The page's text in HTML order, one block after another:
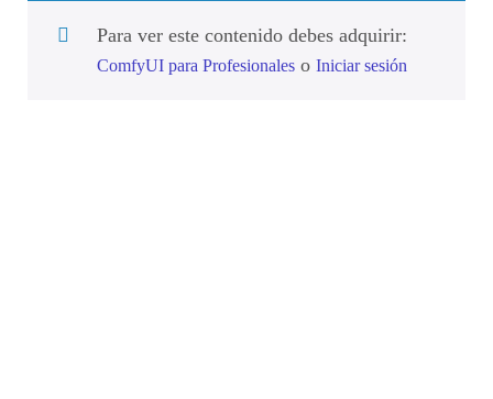
Para ver este contenido debes adquirir:
ComfyUI para Profesionales o Iniciar sesión